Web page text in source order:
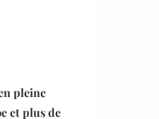
pleine
et plus de